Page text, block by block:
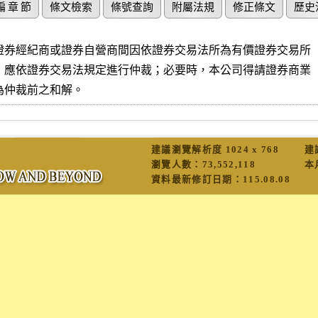
章 節 條文檢索 條號查詢 附屬法規 修正條文 歷史
券經紀商或證券自營商間因依證券交易法所為有價證券交易所
應依證券交易法規定進行仲裁；必要時，本公司得請證券商業
裁前之和解。
建議瀏覽解析度 1024 x 768
建
瀏覽人數： 73,552,118
本
資料最新修訂日期： 115.08.08